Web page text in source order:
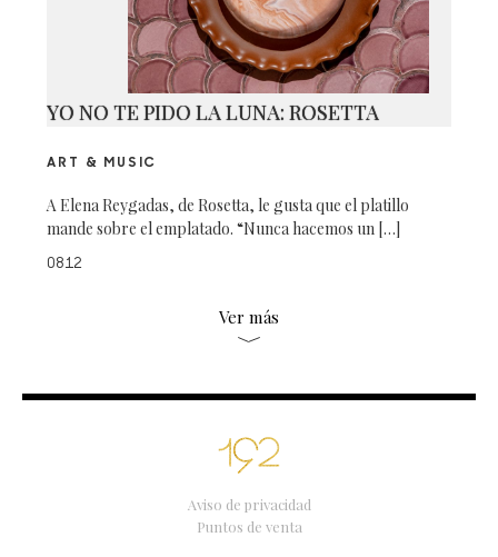
YO NO TE PIDO LA LUNA: ROSETTA
ART & MUSIC
A Elena Reygadas, de Rosetta, le gusta que el platillo
mande sobre el emplatado. “Nunca hacemos un […]
0812
Ver más
Aviso de privacidad
Puntos de venta